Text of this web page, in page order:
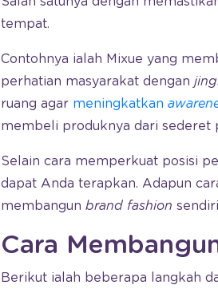
tempat.
Contohnya ialah Mixue yang
perhatian masyarakat dengan
ruang agar meningkatkan
membeli produknya dari sederet
Selain cara memperkuat posisi
dapat Anda terapkan. Adapun
membangun brand fashion
Cara
Berikut ialah beberapa langkah